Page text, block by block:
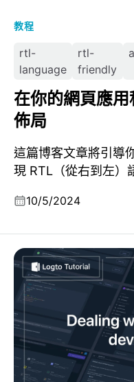
教程
rtl-
language
rtl-
friendly
在你的網頁應
佈局
這篇博客文章將引導
現 RTL（從右到左）
10/5/2024
處理本地 HTTPS 開發